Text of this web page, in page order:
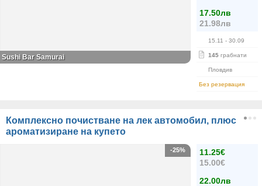
17.50лв
21.98лв
15.11 - 30.09
145 грабнати
Пловдив
Без резервация
Sushi Bar Samurai
Комплексно почистване на лек автомобил, плюс
ароматизиране на купето
11.25€
15.00€
22.00лв
-25%